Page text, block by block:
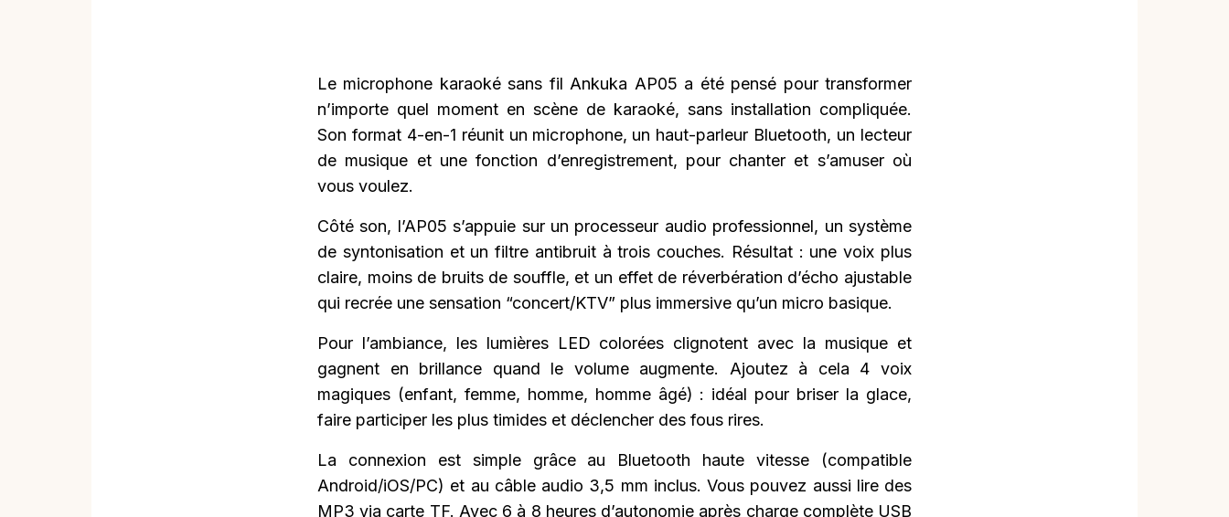
Le microphone karaoké sans fil Ankuka AP05 a été pensé pour transformer
n’importe quel moment en scène de karaoké, sans installation compliquée.
Son format 4-en-1 réunit un microphone, un haut-parleur Bluetooth, un lecteur
de musique et une fonction d’enregistrement, pour chanter et s’amuser où
vous voulez.
Côté son, l’AP05 s’appuie sur un processeur audio professionnel, un système
de syntonisation et un filtre antibruit à trois couches. Résultat : une voix plus
claire, moins de bruits de souffle, et un effet de réverbération d’écho ajustable
qui recrée une sensation “concert/KTV” plus immersive qu’un micro basique.
Pour l’ambiance, les lumières LED colorées clignotent avec la musique et
gagnent en brillance quand le volume augmente. Ajoutez à cela 4 voix
magiques (enfant, femme, homme, homme âgé) : idéal pour briser la glace,
faire participer les plus timides et déclencher des fous rires.
La connexion est simple grâce au Bluetooth haute vitesse (compatible
Android/iOS/PC) et au câble audio 3,5 mm inclus. Vous pouvez aussi lire des
MP3 via carte TF. Avec 6 à 8 heures d’autonomie après charge complète USB